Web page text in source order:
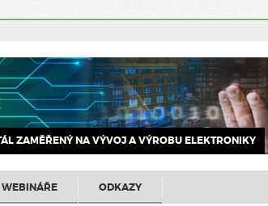
ZAMĚŘENÝ NA VÝVOJ A VÝROBU ELEKTRONIKY
WEBINÁŘE ODKAZY